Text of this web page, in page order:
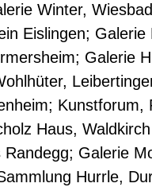
Winter,
Eislingen;
Galerie
Kunstforum,
Haus,
Randegg; Galerie
Hurrle,